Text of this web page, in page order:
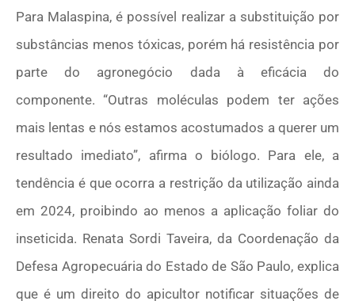
Para Malaspina, é possível realizar a substituição por
substâncias menos tóxicas, porém há resistência por
parte do agronegócio dada à eficácia do
componente. “Outras moléculas podem ter ações
mais lentas e nós estamos acostumados a querer um
resultado imediato”, afirma o biólogo. Para ele, a
tendência é que ocorra a restrição da utilização ainda
em 2024, proibindo ao menos a aplicação foliar do
inseticida. Renata Sordi Taveira, da Coordenação da
Defesa Agropecuária do Estado de São Paulo, explica
que é um direito do apicultor notificar situações de